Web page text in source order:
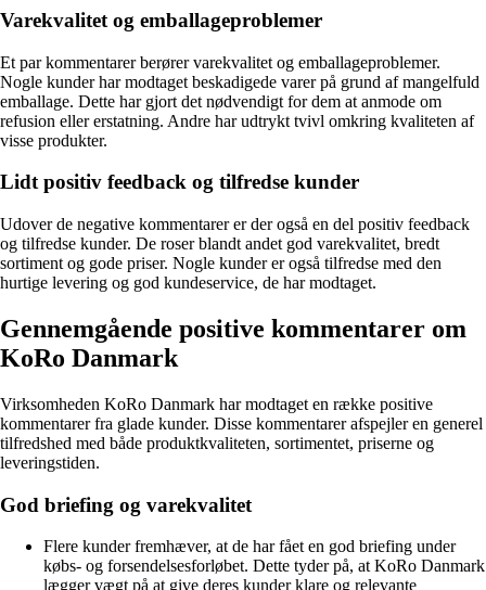
Varekvalitet og emballageproblemer
Et par kommentarer berører varekvalitet og emballageproblemer.
Nogle kunder har modtaget beskadigede varer på grund af mangelfuld
emballage. Dette har gjort det nødvendigt for dem at anmode om
refusion eller erstatning. Andre har udtrykt tvivl omkring kvaliteten af
visse produkter.
Lidt positiv feedback og tilfredse kunder
Udover de negative kommentarer er der også en del positiv feedback
og tilfredse kunder. De roser blandt andet god varekvalitet, bredt
sortiment og gode priser. Nogle kunder er også tilfredse med den
hurtige levering og god kundeservice, de har modtaget.
Gennemgående positive kommentarer om
KoRo Danmark
Virksomheden KoRo Danmark har modtaget en række positive
kommentarer fra glade kunder. Disse kommentarer afspejler en generel
tilfredshed med både produktkvaliteten, sortimentet, priserne og
leveringstiden.
God briefing og varekvalitet
Flere kunder fremhæver, at de har fået en god briefing under
købs- og forsendelsesforløbet. Dette tyder på, at KoRo Danmark
lægger vægt på at give deres kunder klare og relevante